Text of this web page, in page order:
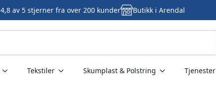
4,8 av 5 stjerner fra over 200 kunder Butikk i Arendal
Tekstiler Skumplast & Polstring Tjenester